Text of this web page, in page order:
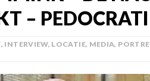
–
, INTERVIEW, LOCATIE, MEDIA,